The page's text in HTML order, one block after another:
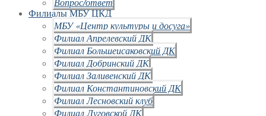
Филиалы МБУ ЦКД
МБУ «Центр культуры и досуга»
Филиал Апрелевский ДК
Филиал Большеисаковский ДК
Филиал Добринский ДК
Филиал Заливенский ДК
Филиал Константиновский ДК
Филиал Лесновский клуб
Филиал Луговской ДК